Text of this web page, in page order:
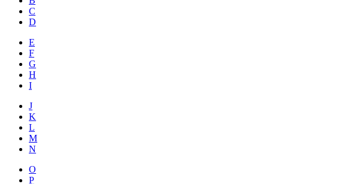
C
D
E
F
G
H
I
J
K
L
M
N
O
P